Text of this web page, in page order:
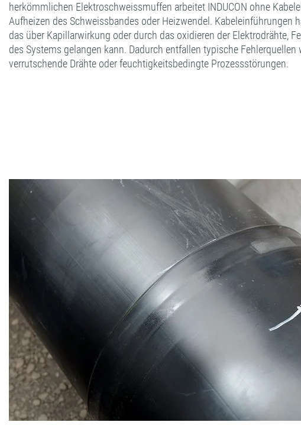
herkömmlichen Elektroschweissmuffen arbeitet INDUCON ohne
Aufheizen des Schweissbandes oder Heizwendel. Kabeleinführungen
das über Kapillarwirkung oder durch das oxidieren der Elektrodrähte,
des Systems gelangen kann. Dadurch entfallen typische Fehlerquellen
verrutschende Drähte oder feuchtigkeitsbedingte Prozessstörungen.